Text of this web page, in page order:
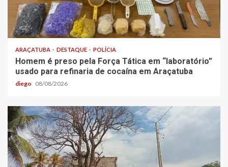
ARAÇATUBA DESTAQUE POLÍCIA
Homem é preso pela Força Tática em “laboratório”
usado para refinaria de cocaína em Araçatuba
diego 08/08/2026